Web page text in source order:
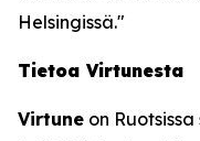
Helsingissä."
Tietoa Virtunesta
Virtune on